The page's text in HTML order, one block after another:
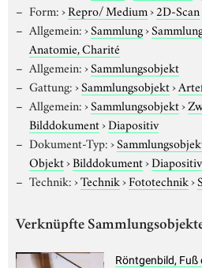
Form:›Repro/ Medium›2D-Scan
Allgemein:›Sammlung›
Anatomie, Charité
Allgemein:›Sammlungsobjekt
Gattung:›Sammlungsobjekt›
Allgemein:›Sammlungsobjekt›
Bilddokument›Diapositiv
Dokument-Typ:›
Objekt›Bilddokument›Diapositiv
Technik:›Technik›Fototechnik›
Verknüpfte
Röntgenbild, Fuß